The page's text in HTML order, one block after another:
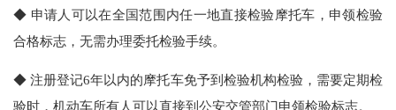
◆ 申请人可以在全国范围内任一地直接检验摩托车，申领检验
合格标志，无需办理委托检验手续。
◆ 注册登记6年以内的摩托车免予到检验机构检验，需要定期检
验时，机动车所有人可以直接到公安交管部门申领检验标志。